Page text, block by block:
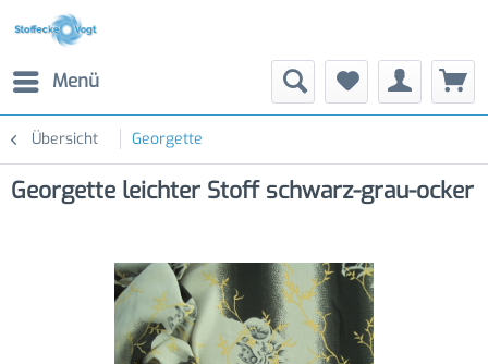
Menü
Übersicht Georgette
Georgette leichter Stoff schwarz-grau-ocker